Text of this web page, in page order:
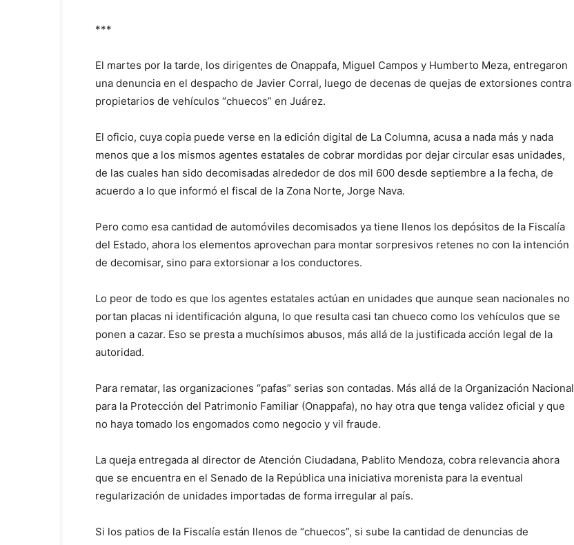
***
El martes por la tarde, los dirigentes de Onappafa, Miguel Campos y Humberto Meza, entregaron
una denuncia en el despacho de Javier Corral, luego de decenas de quejas de extorsiones contra
propietarios de vehículos “chuecos” en Juárez.
El oficio, cuya copia puede verse en la edición digital de La Columna, acusa a nada más y nada
menos que a los mismos agentes estatales de cobrar mordidas por dejar circular esas unidades,
de las cuales han sido decomisadas alrededor de dos mil 600 desde septiembre a la fecha, de
acuerdo a lo que informó el fiscal de la Zona Norte, Jorge Nava.
Pero como esa cantidad de automóviles decomisados ya tiene llenos los depósitos de la Fiscalía
del Estado, ahora los elementos aprovechan para montar sorpresivos retenes no con la intención
de decomisar, sino para extorsionar a los conductores.
Lo peor de todo es que los agentes estatales actúan en unidades que aunque sean nacionales no
portan placas ni identificación alguna, lo que resulta casi tan chueco como los vehículos que se
ponen a cazar. Eso se presta a muchísimos abusos, más allá de la justificada acción legal de la
autoridad.
Para rematar, las organizaciones “pafas” serias son contadas. Más allá de la Organización Nacional
para la Protección del Patrimonio Familiar (Onappafa), no hay otra que tenga validez oficial y que
no haya tomado los engomados como negocio y vil fraude.
La queja entregada al director de Atención Ciudadana, Pablito Mendoza, cobra relevancia ahora
que se encuentra en el Senado de la República una iniciativa morenista para la eventual
regularización de unidades importadas de forma irregular al país.
Si los patios de la Fiscalía están llenos de “chuecos”, si sube la cantidad de denuncias de